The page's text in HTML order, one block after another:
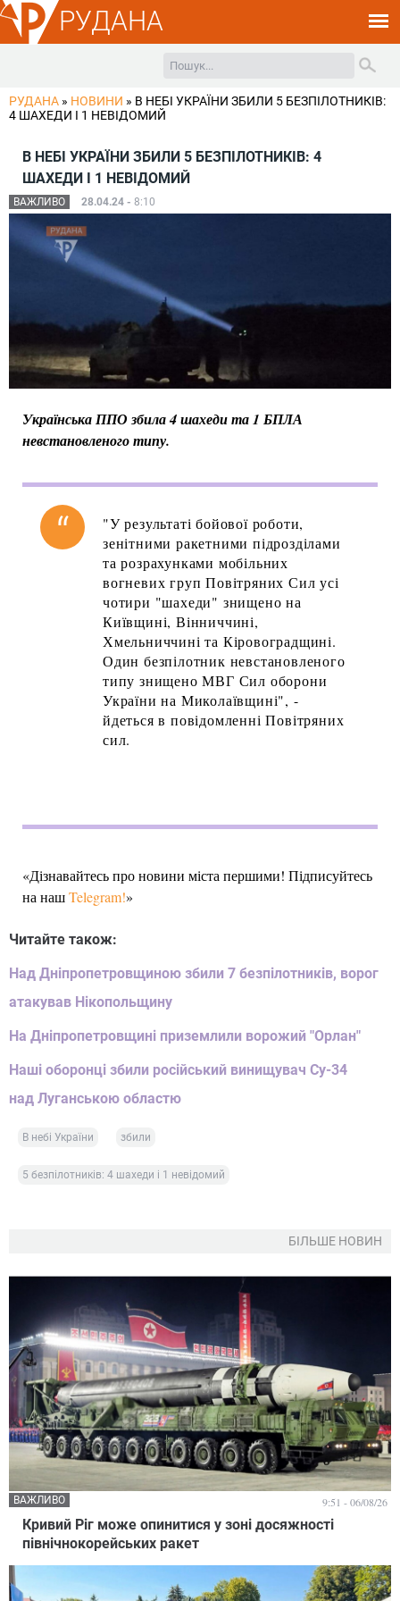
РУДАНА
РУДАНА » НОВИНИ » В НЕБІ УКРАЇНИ ЗБИЛИ 5 БЕЗПІЛОТНИКІВ:
4 ШАХЕДИ І 1 НЕВІДОМИЙ
В НЕБІ УКРАЇНИ ЗБИЛИ 5 БЕЗПІЛОТНИКІВ: 4
ШАХЕДИ І 1 НЕВІДОМИЙ
ВАЖЛИВО 28.04.24 - 8:10
Українська ППО збила 4 шахеди та 1 БПЛА
невстановленого типу.
"У результаті бойової роботи,
зенітними ракетними підрозділами
та розрахунками мобільних
вогневих груп Повітряних Сил усі
чотири "шахеди" знищено на
Київщині, Вінниччині,
Хмельниччині та Кіровоградщині.
Один безпілотник невстановленого
типу знищено МВГ Сил оборони
України на Миколаївщині", -
йдеться в повідомленні Повітряних
сил.
«Дізнавайтесь про новини міста першими! Підписуйтесь
на нашTelegram!»
Читайте також:
Над Дніпропетровщиною збили 7 безпілотників, ворог
атакував Нікопольщину
На Дніпропетровщині приземлили ворожий "Орлан"
Наші оборонці збили російський винищувач Су-34
над Луганською областю
В небі України збили
5 безпілотників: 4 шахеди і 1 невідомий
БІЛЬШЕ НОВИН
Кривий Ріг може опинитися у зоні досяжності
північнокорейських ракет
ВАЖЛИВО 9:51 - 06/08/26